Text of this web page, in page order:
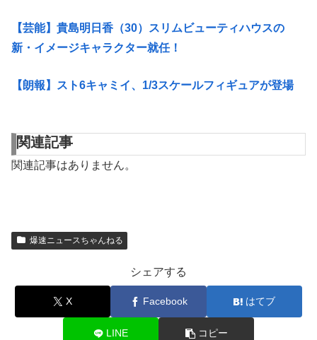
【芸能】貴島明日香（30）スリムビューティハウスの
新・イメージキャラクター就任！
【朗報】スト6キャミイ、1/3スケールフィギュアが登場
関連記事
関連記事はありません。
爆速ニュースちゃんねる
シェアする
X Facebook はてブ
LINE コピー